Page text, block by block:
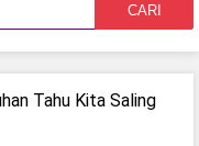
CARI
Tahu Kita Saling